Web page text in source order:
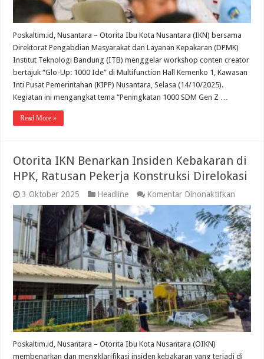
Poskaltim.id, Nusantara – Otorita Ibu Kota Nusantara (IKN) bersama
Direktorat Pengabdian Masyarakat dan Layanan Kepakaran (DPMK)
Institut Teknologi Bandung (ITB) menggelar workshop conten creator
bertajuk “Glo-Up: 1000 Ide” di Multifunction Hall Kemenko 1, Kawasan
Inti Pusat Pemerintahan (KIPP) Nusantara, Selasa (14/10/2025).
Kegiatan ini mengangkat tema “Peningkatan 1000 SDM Gen Z …
Read More »
Otorita IKN Benarkan Insiden Kebakaran di
HPK, Ratusan Pekerja Konstruksi Direlokasi
3 Oktober 2025 Headline Komentar Dinonaktifkan
Otorita
IKN
Insiden
di
HPK,
Ratusan
Pekerja
Poskaltim.id, Nusantara – Otorita Ibu Kota Nusantara (OIKN)
membenarkan dan mengklarifikasi insiden kebakaran yang terjadi di